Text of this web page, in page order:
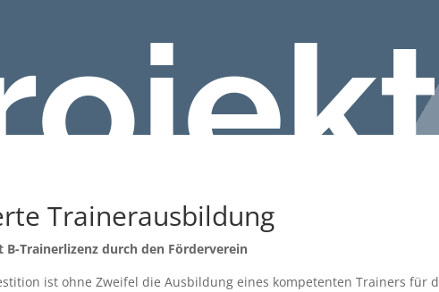
Trainerausbildung
B-Trainerlizenz durch den Förderverein
ist ohne Zweifel die Ausbildung eines kompetenten Trainers für